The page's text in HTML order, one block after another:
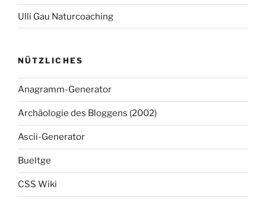
Ulli Gau Naturcoaching
NÜTZLICHES
Anagramm-Generator
Archäologie des Bloggens (2002)
Ascii-Generator
Bueltge
CSS Wiki